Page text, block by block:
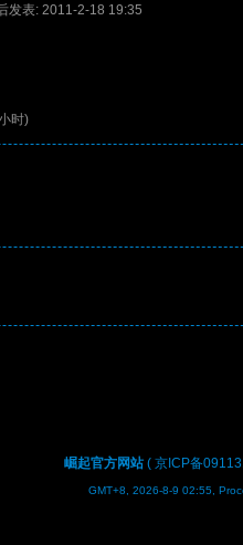
发表: 2011-2-18 19:35
时)
崛起官方网站 ( 京ICP备
GMT+8, 2026-8-9 02:55,